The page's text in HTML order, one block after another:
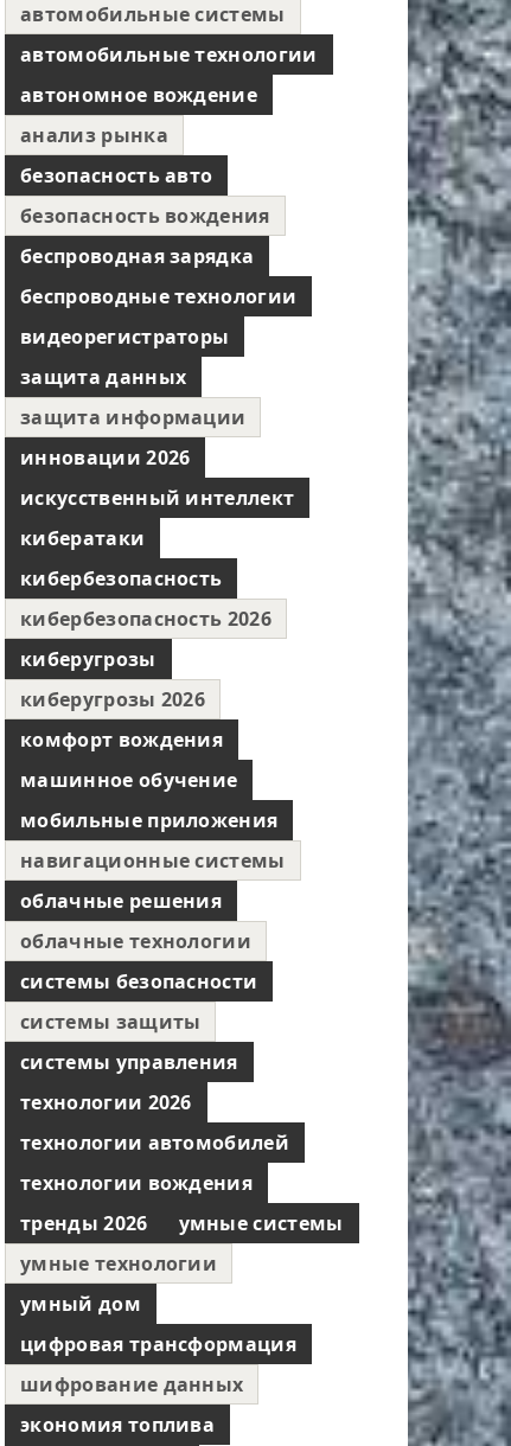
автомобильные системы
автомобильные технологии
автономное вождение
анализ рынка
безопасность авто
безопасность вождения
беспроводная зарядка
беспроводные технологии
видеорегистраторы
защита данных
защита информации
инновации 2026
искусственный интеллект
кибератаки
кибербезопасность
кибербезопасность 2026
киберугрозы
киберугрозы 2026
комфорт вождения
машинное обучение
мобильные приложения
навигационные системы
облачные решения
облачные технологии
системы безопасности
системы защиты
системы управления
технологии 2026
технологии автомобилей
технологии вождения
тренды 2026
умные системы
умные технологии
умный дом
цифровая трансформация
шифрование данных
экономия топлива